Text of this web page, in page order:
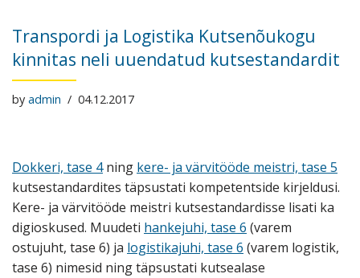
Transpordi ja Logistika Kutsenõukogu
kinnitas neli uuendatud kutsestandardit
by admin 04.12.2017
Dokkeri, tase 4ning kere- ja värvitööde meistri, tase 5
kutsestandardites täpsustati kompetentside kirjeldusi.
Kere- ja värvitööde meistri kutsestandardisse lisati ka
digioskused. Muudeti hankejuhi, tase 6 (varem
ostujuht, tase 6) ja logistikajuhi, tase 6 (varem logistik,
tase 6) nimesid ning täpsustati kutsealase